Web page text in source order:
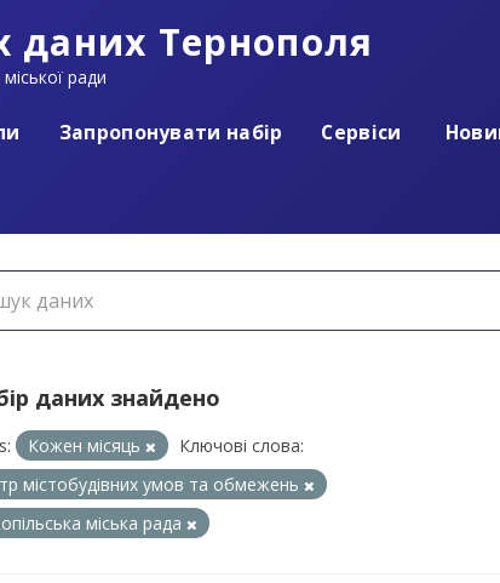
даних Тернополя
ради
Запропонувати набір Сервіси
даних знайдено
Кожен місяць
Ключові слова:
містобудівних умов та обмежень
міська рада